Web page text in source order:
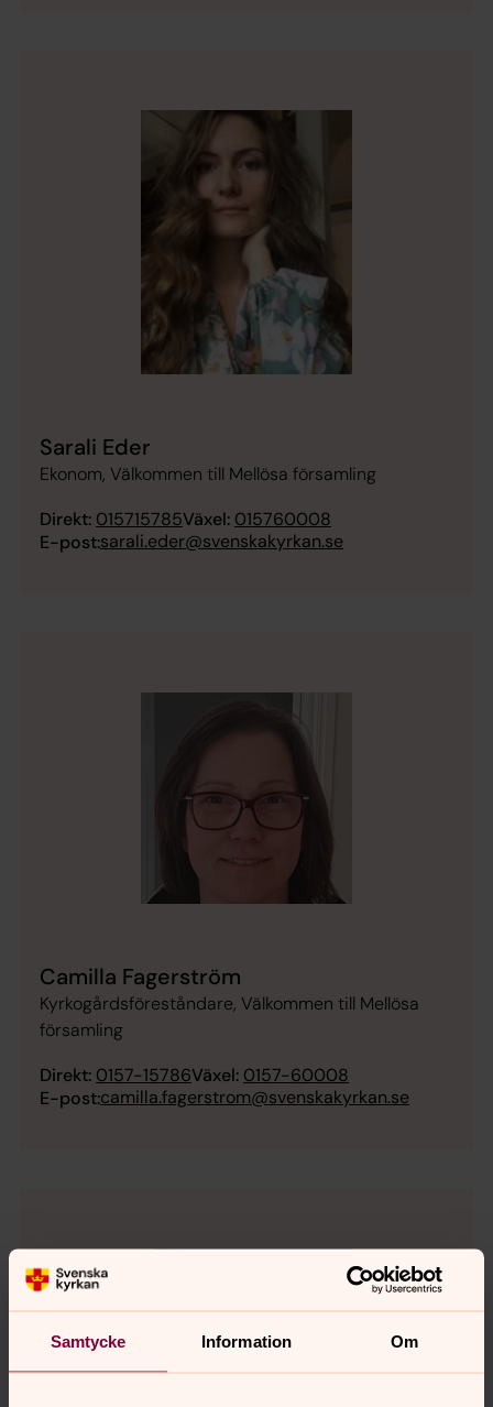
Samtycke Information Om
Sarali Eder
Ekonom, Välkommen till Mellösa församling
Direkt: 015715785Växel: 015760008
E-post:sarali.eder@svenskakyrkan.se
Camilla Fagerström
Kyrkogårdsföreståndare, Välkommen till Mellösa
församling
Direkt: 0157-15786Växel: 0157-60008
E-post:camilla.fagerstrom@svenskakyrkan.se